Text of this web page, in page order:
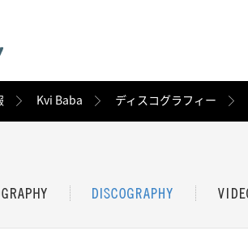
Kvi Baba ディスコグラフィー